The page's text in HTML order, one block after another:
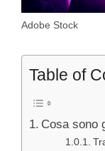
Adobe Stock
Table of
Cosa sono